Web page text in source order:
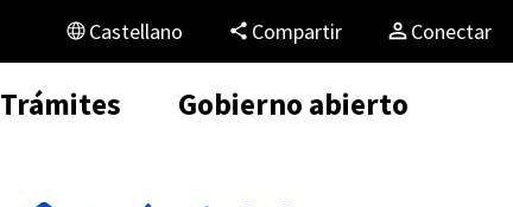
Castellano Compartir Conectar
Trámites Gobierno abierto